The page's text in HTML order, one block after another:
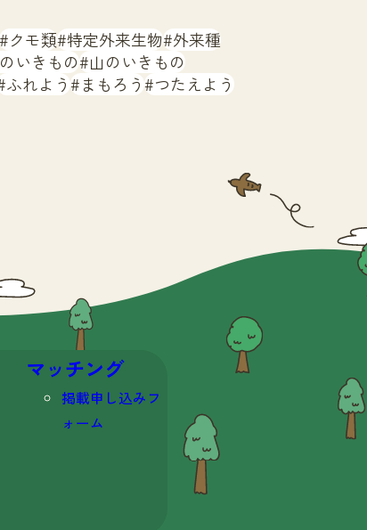
クモ類 特定外来生物 外来種
いきもの 山のいきもの
ふれよう まもろう つたえよう
マッチング
掲載申し込みフ
ォーム